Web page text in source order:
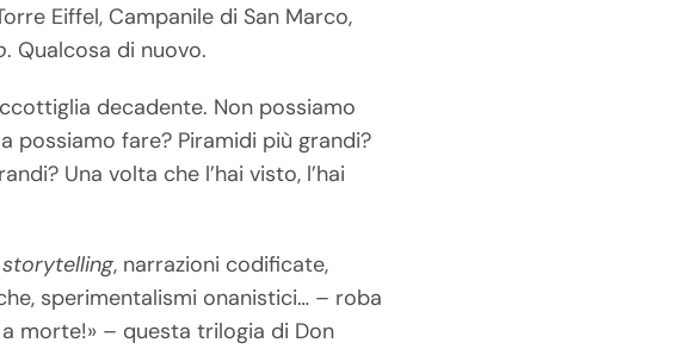
Eiffel, Campanile di San Marco,
. Qualcosa di nuovo.
decadente. Non possiamo
possiamo fare? Piramidi più grandi?
Una volta che l’hai visto, l’hai
storytelling, narrazioni codificate,
sperimentalismi onanistici… – roba
morte!» – questa trilogia di Don